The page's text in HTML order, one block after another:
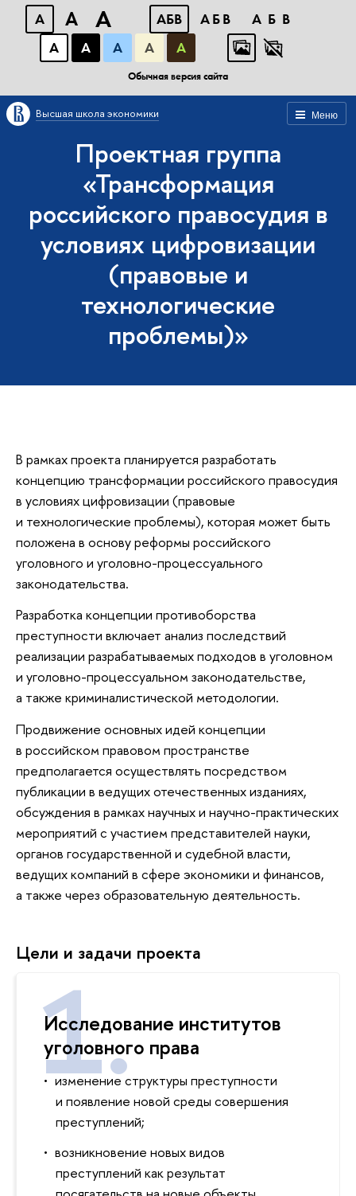
A A A АБВ АБВ
АБВ
А
А А А А
Обычная версия сайта
Меню
Высшая школа экономики
Проектная группа
«Трансформация
российского правосудия в
условиях цифровизации
(правовые и
технологические
проблемы)»
В рамках проекта планируется разработать
концепцию трансформации российского правосудия
в условиях цифровизации (правовые
и технологические проблемы), которая может быть
положена в основу реформы российского
уголовного и уголовно-процессуального
законодательства.
Разработка концепции противоборства
преступности включает анализ последствий
реализации разрабатываемых подходов в уголовном
и уголовно-процессуальном законодательстве,
а также криминалистической методологии.
Продвижение основных идей концепции
в российском правовом пространстве
предполагается осуществлять посредством
публикации в ведущих отечественных изданиях,
обсуждения в рамках научных и научно-практических
мероприятий с участием представителей науки,
органов государственной и судебной власти,
ведущих компаний в сфере экономики и финансов,
а также через образовательную деятельность.
Цели и задачи проекта
Исследование институтов
уголовного права
изменение структуры преступности
и появление новой среды совершения
преступлений;
возникновение новых видов
преступлений как результат